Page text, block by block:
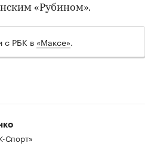
«Рубином».
с РБК в «Максе».
Спорт»